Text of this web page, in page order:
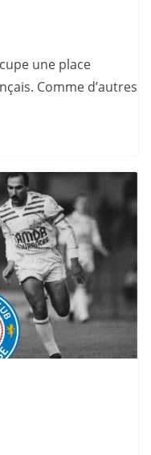
une place
Comme d’autres